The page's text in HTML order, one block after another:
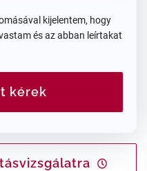
kijelentem, hogy
és az abban leírtakat
kérek